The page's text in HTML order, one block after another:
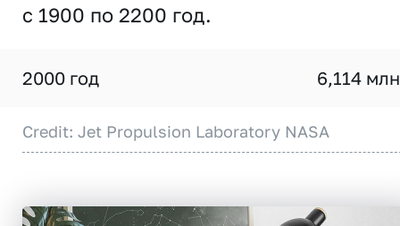
с 1900 по 2200 год.
2000 год 6,114
Credit: Jet Propulsion Laboratory NASA